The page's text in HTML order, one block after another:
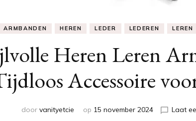
ARMBANDEN HEREN LEDER LEDEREN LEREN
Heren Leren
Accessoire
door vanityetcie op 15 november 2024 Laat